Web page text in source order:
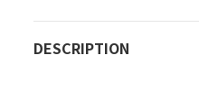
DESCRIPTION